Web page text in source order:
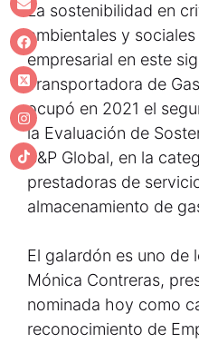
La sostenibilidad en
ambientales y
empresarial en este
Transportadora de
ocupó en 2021 el
la Evaluación de
S&P Global, en la
prestadoras de
almacenamiento de
El galardón es uno de
Mónica Contreras,
nominada hoy como
reconocimiento de